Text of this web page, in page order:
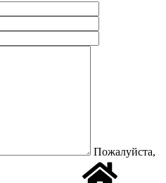
Пожалуйста,